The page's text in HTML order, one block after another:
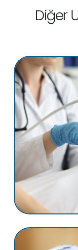
Diğer